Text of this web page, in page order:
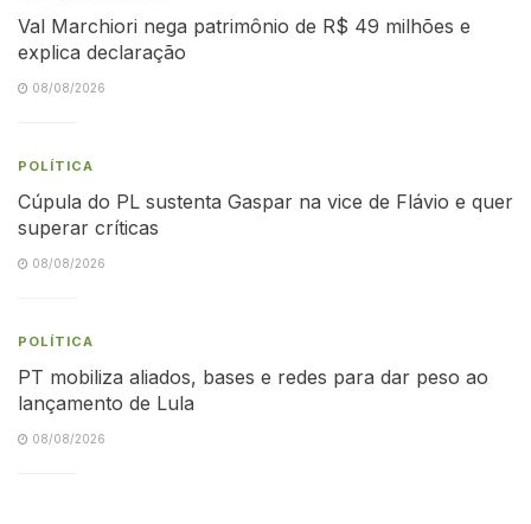
Val Marchiori nega patrimônio de R$ 49 milhões e
explica declaração
08/08/2026
POLÍTICA
Cúpula do PL sustenta Gaspar na vice de Flávio e quer
superar críticas
08/08/2026
POLÍTICA
PT mobiliza aliados, bases e redes para dar peso ao
lançamento de Lula
08/08/2026